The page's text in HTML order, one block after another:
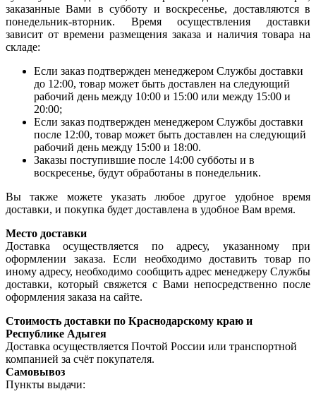
заказанные Вами в субботу и воскресенье, доставляются в
понедельник-вторник. Время осуществления доставки
зависит от времени размещения заказа и наличия товара на
складе:
Если заказ подтвержден менеджером Службы доставки
до 12:00, товар может быть доставлен на следующий
рабочий день между 10:00 и 15:00 или между 15:00 и
20:00;
Если заказ подтвержден менеджером Службы доставки
после 12:00, товар может быть доставлен на следующий
рабочий день между 15:00 и 18:00.
Заказы поступившие после 14:00 субботы и в
воскресенье, будут обработаны в понедельник.
Вы также можете указать любое другое удобное время
доставки, и покупка будет доставлена в удобное Вам время.
Место доставки
Доставка осуществляется по адресу, указанному при
оформлении заказа. Если необходимо доставить товар по
иному адресу, необходимо сообщить адрес менеджеру Службы
доставки, который свяжется с Вами непосредственно после
оформления заказа на сайте.
Стоимость доставки по Краснодарскому краю и
Республике Адыгея
Доставка осуществляется Почтой России или транспортной
компанией за счёт покупателя.
Самовывоз
Пункты выдачи: